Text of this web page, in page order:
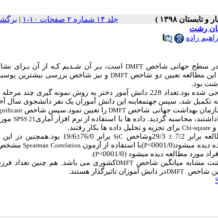
جلد ۱۴ شماره ۲ صفحات ۱۰-۱ |
زاده
در سطح جهانی شاخصDMFT است، بـر آن شـدیم کـه از آن بـرای
مطالعه تعیین دو شاخص DMFTو نیز شاخص بررسی بیشترین
مطالعه حاضر به صورت یک مطالعه مقطعی توصیفی طراحی شده بود.تعداد 228 دانش آموز دختر به روش نمونه گیری
شد، سپس جهتمعاینه این دانش آموزان یک نفر دانشجوی سال
بهداشت جهانی شاخص DMFTرا تعیین نمود.سپس شاخص
محاسبه گردید. داده ها با استفاده از نرم افزار آماریSPSS 21
و Chi-square برای تجزیه و تحلیل داده ها بکار رفتند.
± 29/3وشاخص
SiC
برابر 76/0±19/6 بود.همچنین
دیده میشود)
0001/0>
P)با استفاده از آزمونSpearman Correlationمشخص
مورد مطالعه دیده میشود (0001/0>
P
).
DMFTکشوری می باشد. هم چنین تعداد
شاخص DMFTدر دانش آموزان تاثیرگذار هستند.